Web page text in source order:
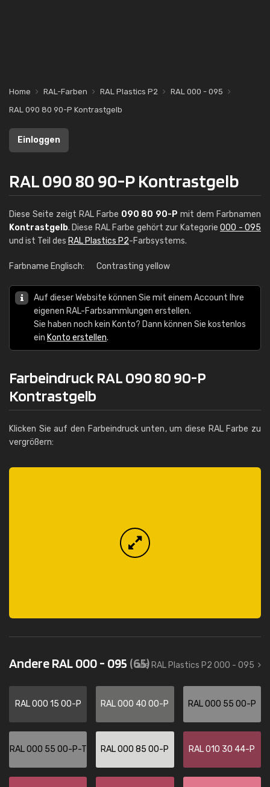
Home RAL-Farben RAL Plastics P2
RAL 000 - 095
RAL 090 80 90-P Kontrastgelb
Einloggen
RAL 090 80 90-P Kontrastgelb
Diese Seite zeigt RAL Farbe 090 80 90-P mit dem Farbnamen
Kontrastgelb. Diese RAL Farbe gehört zur Kategorie000 - 095
und ist Teil des RAL Plastics P2-Farbsystems.
Farbname Englisch: Contrasting yellow
Auf dieser Website können Sie mit einem Account Ihre
eigenen RAL-Farbsammlungen erstellen.
Sie haben noch kein Konto? Dann können Sie kostenlos
ein Konto erstellen.
Farbeindruck RAL 090 80 90-P
Kontrastgelb
Klicken Sie auf den Farbeindruck unten, um diese RAL Farbe zu
vergrößern:
Andere RAL 000 - 095 (65)
alle RAL Plastics P2 000 - 095
RAL 000 15 00-P RAL 000 40 00-P RAL 000 55 00-P
RAL 000 55 00-P-T RAL 000 85 00-P RAL 010 30 44-P